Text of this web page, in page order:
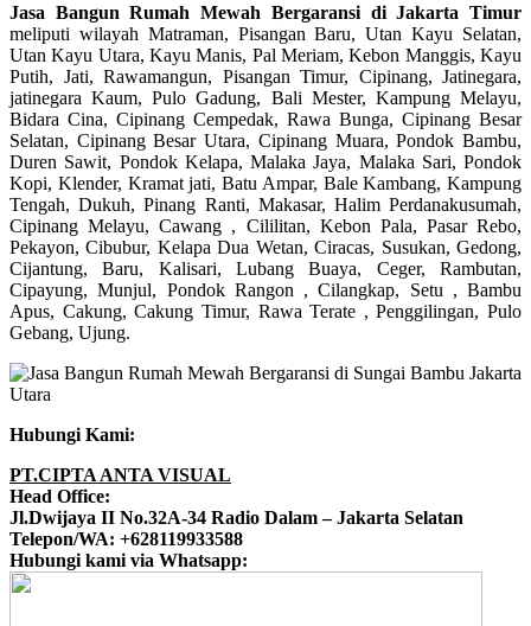
Jasa Bangun Rumah Mewah Bergaransi di Jakarta Timur
meliputi wilayah Matraman, Pisangan Baru, Utan Kayu Selatan,
Utan Kayu Utara, Kayu Manis, Pal Meriam, Kebon Manggis, Kayu
Putih, Jati, Rawamangun, Pisangan Timur, Cipinang, Jatinegara,
jatinegara Kaum, Pulo Gadung, Bali Mester, Kampung Melayu,
Bidara Cina, Cipinang Cempedak, Rawa Bunga, Cipinang Besar
Selatan, Cipinang Besar Utara, Cipinang Muara, Pondok Bambu,
Duren Sawit, Pondok Kelapa, Malaka Jaya, Malaka Sari, Pondok
Kopi, Klender, Kramat jati, Batu Ampar, Bale Kambang, Kampung
Tengah, Dukuh, Pinang Ranti, Makasar, Halim Perdanakusumah,
Cipinang Melayu, Cawang , Cililitan, Kebon Pala, Pasar Rebo,
Pekayon, Cibubur, Kelapa Dua Wetan, Ciracas, Susukan, Gedong,
Cijantung, Baru, Kalisari, Lubang Buaya, Ceger, Rambutan,
Cipayung, Munjul, Pondok Rangon , Cilangkap, Setu , Bambu
Apus, Cakung, Cakung Timur, Rawa Terate , Penggilingan, Pulo
Gebang, Ujung.
Hubungi Kami:
PT.CIPTA ANTA VISUAL
Head Office:
Jl.Dwijaya II No.32A-34 Radio Dalam – Jakarta Selatan
Telepon/WA: +628119933588
Hubungi kami via Whatsapp: